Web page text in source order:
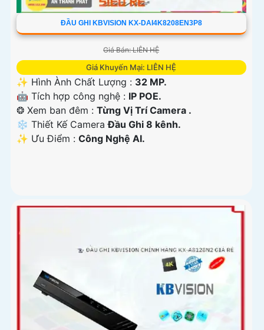
ĐẦU GHI KBVISION KX-DAI4K8208EN3P8
Giá Bán: LIÊN HỆ
Giá Khuyến Mại: LIÊN HỆ
✨ Hình Ành Chất Lượng : 32 MP.
🤖️ Tích hợp công nghệ : IP POE.
❂ Xem ban đêm : Từng Vị Trí Camera .
❄ Thiết Kế CameraĐầu Ghi 8 kênh.
️✨ Ưu Điểm : Công Nghệ AI.